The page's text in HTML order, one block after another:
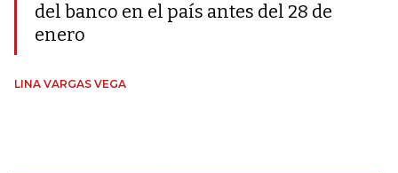
del banco en el país antes del 28 de
enero
LINA VARGAS VEGA